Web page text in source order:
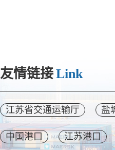
友情链接Link
江苏省交通运输厅 盐
中国港口 江苏港口